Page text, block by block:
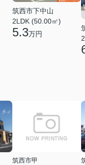
筑西市下中山
2LDK (50.00㎡)
5.3万円
筑西市甲